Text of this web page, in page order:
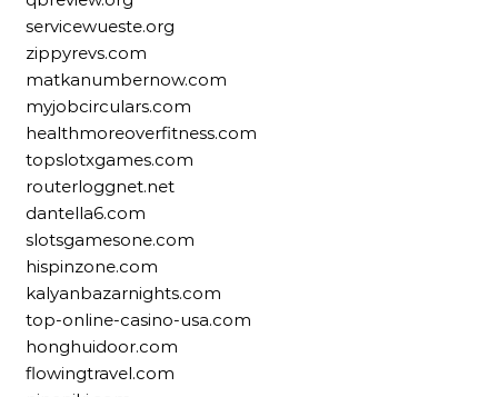
servicewueste.org
zippyrevs.com
matkanumbernow.com
myjobcirculars.com
healthmoreoverfitness.com
topslotxgames.com
routerloggnet.net
dantella6.com
slotsgamesone.com
hispinzone.com
kalyanbazarnights.com
top-online-casino-usa.com
honghuidoor.com
flowingtravel.com